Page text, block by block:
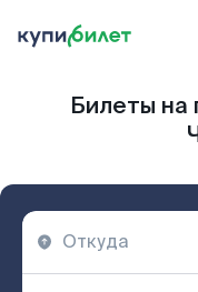
Билеты на